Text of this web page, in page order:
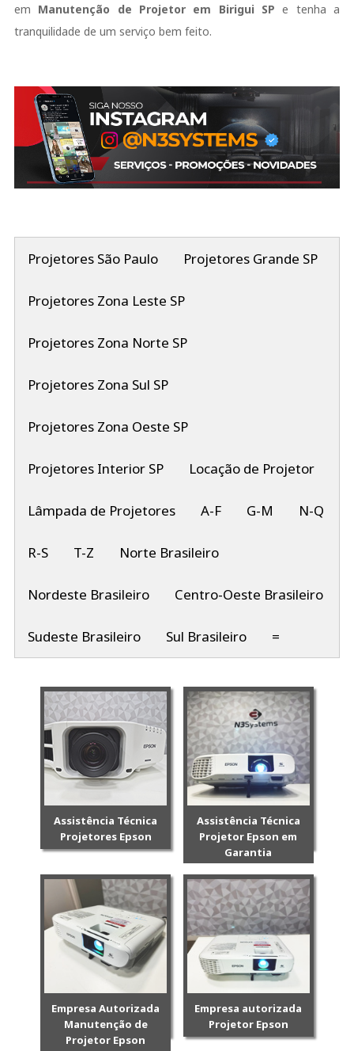
em Manutenção de Projetor em Birigui SP e tenha a
tranquilidade de um serviço bem feito.
Projetores São Paulo Projetores Grande SP
Projetores Zona Leste SP
Projetores Zona Norte SP
Projetores Zona Sul SP
Projetores Zona Oeste SP
Projetores Interior SP Locação de Projetor
Lâmpada de Projetores A-F G-M N-Q
R-S T-Z Norte Brasileiro
Nordeste Brasileiro Centro-Oeste Brasileiro
Sudeste Brasileiro Sul Brasileiro =
Assistência Técnica
Projetores Epson
Assistência Técnica
Projetor Epson em
Garantia
Empresa Autorizada
Manutenção de
Projetor Epson
Empresa autorizada
Projetor Epson